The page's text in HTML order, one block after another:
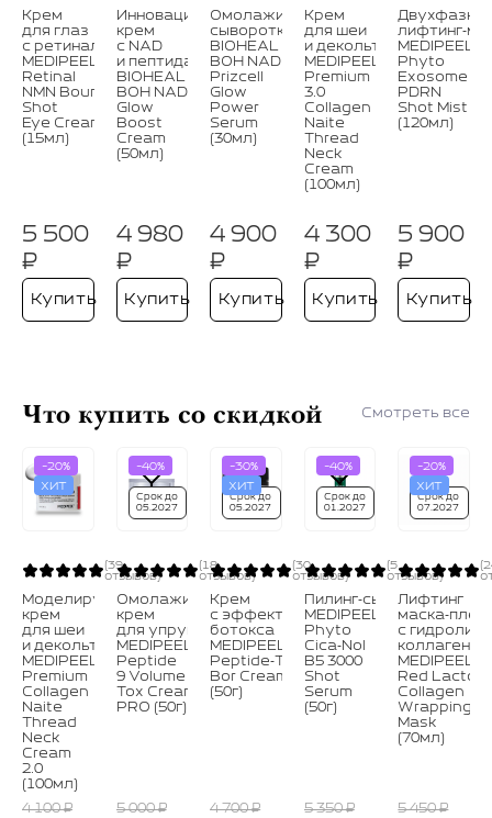
Крем
для глаз
с ретиналем
MEDIPEEL⁺
Retinal
NMN Bounce
Shot
Eye Cream
(15мл)
5 500
₽
Купить
Инновационный
крем
с NAD
и пептидами
BIOHEAL
BOH NAD‑Prizcell
Glow
Boost
Cream
(50мл)
4 980
₽
Купить
Омолаживающая
сыворотка
BIOHEAL
BOH NAD
Prizcell
Glow
Power
Serum
(30мл)
4 900
₽
Купить
Крем
для шеи
и декольте
MEDIPEEL⁺
Premium
3.0
Collagen
Naite
Thread
Neck
Cream
(100мл)
4 300
₽
Купить
MEDIPEEL⁺
Phyto
Exosome
PDRN
Shot Mist
(120мл)
5 900
₽
Купить
Что купить со скидкой Смотреть все
-20%
ХИТ
(39
отзывов)
Моделирующий
крем
для шеи
и декольте
MEDIPEEL⁺
Premium
Collagen
Naite
Thread
Neck
Cream
2.0
(100мл)
4 100 ₽
-40%
Срок до
05.2027
(18
отзывов)
Омолаживающий
крем
для упругости
MEDIPEEL⁺
Peptide
9 Volume
Tox Cream
PRO (50г)
5 000 ₽
-30%
ХИТ
Срок до
05.2027
(30
отзывов)
Крем
с эффектом
ботокса
MEDIPEEL⁺
Peptide‑Tox
Bor Cream
(50г)
4 700 ₽
-40%
Срок до
01.2027
(5
отзывов)
Пилинг‑сыворотка
MEDIPEEL⁺
Phyto
Cica‑Nol
B5 3000
Shot
Serum
(50г)
5 350 ₽
-20%
ХИТ
Срок до
07.2027
Лифтинг
с
коллагеном
MEDIPEEL⁺
Red Lacto
Collagen
Wrapping
Mask
(70мл)
5 450 ₽